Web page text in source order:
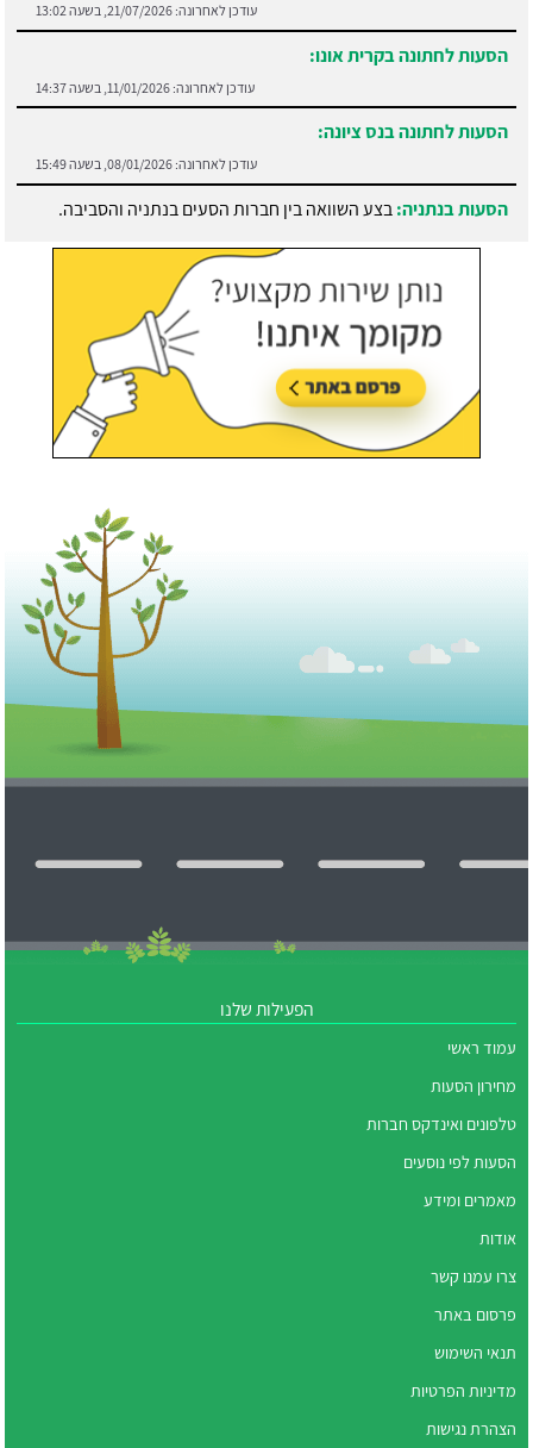
הסעות לחתונה בקרית אונו:
הסעות לחתונה בנס ציונה:
הסעות בנתניה:בצע השוואה בין חברות הסעים בנתניה והסביבה.
עודכן לאחרונה:21/07/2026, בשעה 13:05
הפעילות שלנו
עמוד ראשי
מחירון הסעות
טלפונים ואינדקס חברות
הסעות לפי נוסעים
מאמרים ומידע
אודות
צרו עמנו קשר
פרסום באתר
תנאי השימוש
מדיניות הפרטיות
הצהרת נגישות